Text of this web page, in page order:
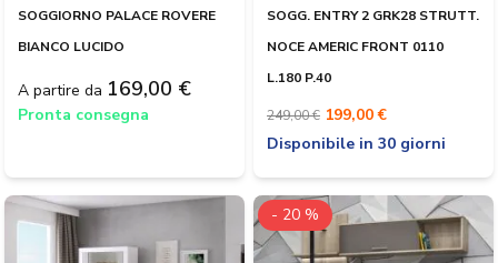
SOGGIORNO PALACE ROVERE
BIANCO LUCIDO
A partire da 169,00 €
Pronta consegna
SOGG. ENTRY 2 GRK28 STRUTT.
NOCE AMERIC FRONT 0110
L.180 P.40
249,00 € 199,00 €
Disponibile in 30 giorni
- 20 %